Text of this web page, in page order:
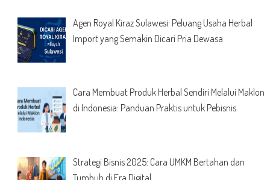
Agen Royal Kiraz Sulawesi: Peluang Usaha Herbal
Import yang Semakin Dicari Pria Dewasa
Cara Membuat Produk Herbal Sendiri Melalui Maklon
di Indonesia: Panduan Praktis untuk Pebisnis
Strategi Bisnis 2025: Cara UMKM Bertahan dan